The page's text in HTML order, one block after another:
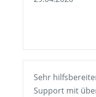
Sehr
Support mit